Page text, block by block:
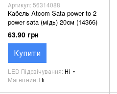
Артикул: 56314088
Кабель Atcom Sata power to 2
power sata (мідь) 20см (14366)
63.90 грн
Купити
LED Підсвічування Ні
Магнітний Ні